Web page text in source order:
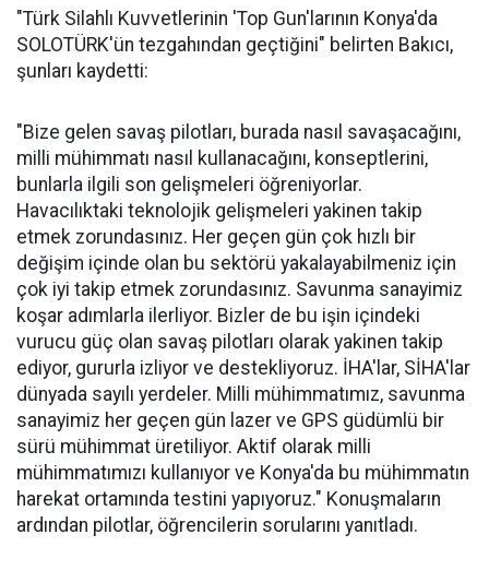
"Türk Silahlı Kuvvetlerinin 'Top Gun'larının Konya'da
SOLOTÜRK'ün tezgahından geçtiğini" belirten Bakıcı,
şunları kaydetti:
"Bize gelen savaş pilotları, burada nasıl savaşacağını,
milli mühimmatı nasıl kullanacağını, konseptlerini,
bunlarla ilgili son gelişmeleri öğreniyorlar.
Havacılıktaki teknolojik gelişmeleri yakinen takip
etmek zorundasınız. Her geçen gün çok hızlı bir
değişim içinde olan bu sektörü yakalayabilmeniz için
çok iyi takip etmek zorundasınız. Savunma sanayimiz
koşar adımlarla ilerliyor. Bizler de bu işin içindeki
vurucu güç olan savaş pilotları olarak yakinen takip
ediyor, gururla izliyor ve destekliyoruz. İHA'lar, SİHA'lar
dünyada sayılı yerdeler. Milli mühimmatımız, savunma
sanayimiz her geçen gün lazer ve GPS güdümlü bir
sürü mühimmat üretiliyor. Aktif olarak milli
mühimmatımızı kullanıyor ve Konya'da bu mühimmatın
harekat ortamında testini yapıyoruz." Konuşmaların
ardından pilotlar, öğrencilerin sorularını yanıtladı.